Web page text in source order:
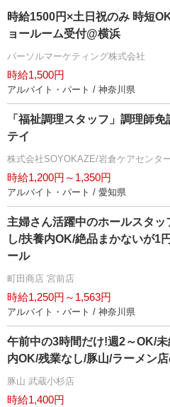
時給1500円×土日祝のみ 時短
ョールーム受付@横浜
パーソルマーケティング株式会社
時給1,500円
アルバイト・パート / 神奈川県
「福祉調理スタッフ」調理師
テイ
株式会社SOYOKAZE/岩倉ケアセンタ
時給1,200円～1,350円
アルバイト・パート / 愛知県
主婦さん活躍中のホールスタ
し/扶養内OK/絶品まかないが1
ール
町田商店 宮前店
時給1,250円～1,563円
アルバイト・パート / 神奈川県
午前中の3時間だけ!週2～OK/
内OK/残業なし/豚山/ラーメン
豚山 武蔵小杉店
時給1,400円